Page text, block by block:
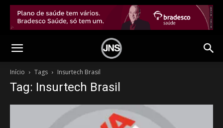
Início Tags Insurtech Brasil
Tag: Insurtech Brasil